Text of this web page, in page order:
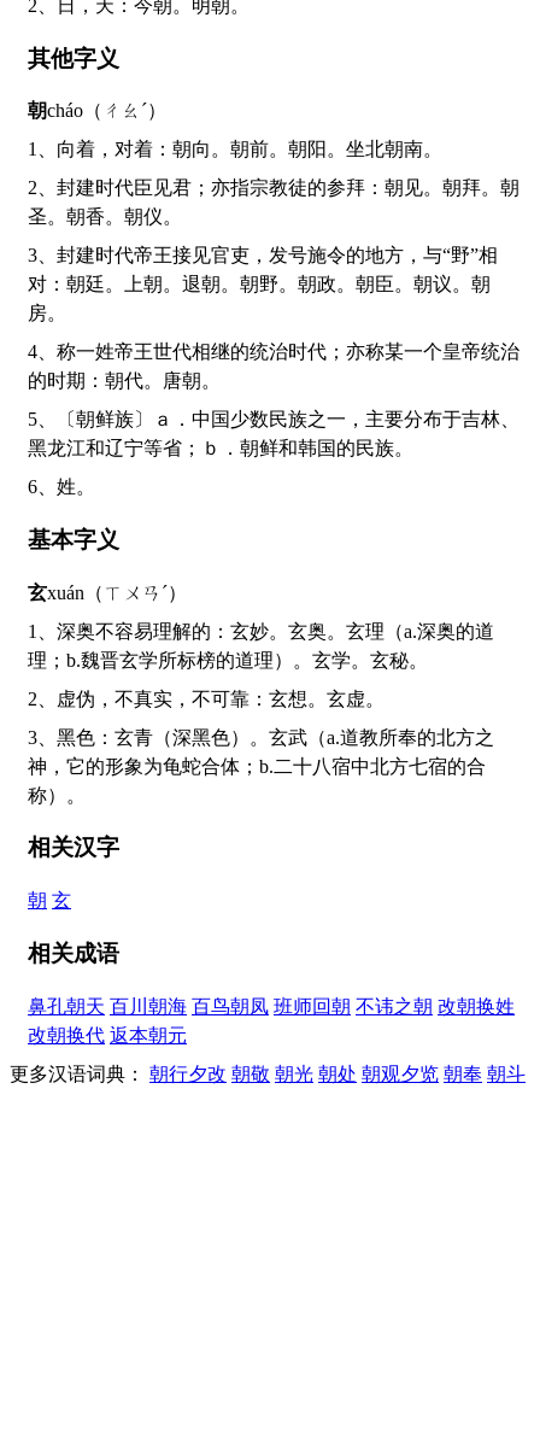
2、日，天：今朝。明朝。
其他字义
朝cháo（ㄔㄠˊ）
1、向着，对着：朝向。朝前。朝阳。坐北朝南。
2、封建时代臣见君；亦指宗教徒的参拜：朝见。朝拜。朝
圣。朝香。朝仪。
3、封建时代帝王接见官吏，发号施令的地方，与“野”相
对：朝廷。上朝。退朝。朝野。朝政。朝臣。朝议。朝
房。
4、称一姓帝王世代相继的统治时代；亦称某一个皇帝统治
的时期：朝代。唐朝。
5、〔朝鲜族〕ａ．中国少数民族之一，主要分布于吉林、
黑龙江和辽宁等省；ｂ．朝鲜和韩国的民族。
6、姓。
基本字义
玄xuán（ㄒㄨㄢˊ）
1、深奥不容易理解的：玄妙。玄奥。玄理（a.深奥的道
理；b.魏晋玄学所标榜的道理）。玄学。玄秘。
2、虚伪，不真实，不可靠：玄想。玄虚。
3、黑色：玄青（深黑色）。玄武（a.道教所奉的北方之
神，它的形象为龟蛇合体；b.二十八宿中北方七宿的合
称）。
相关汉字
朝 玄
相关成语
鼻孔朝天 百川朝海 百鸟朝凤 班师回朝 不讳之朝 改朝换姓
改朝换代 返本朝元
更多汉语词典： 朝行夕改 朝敬 朝光 朝处 朝观夕览 朝奉 朝斗